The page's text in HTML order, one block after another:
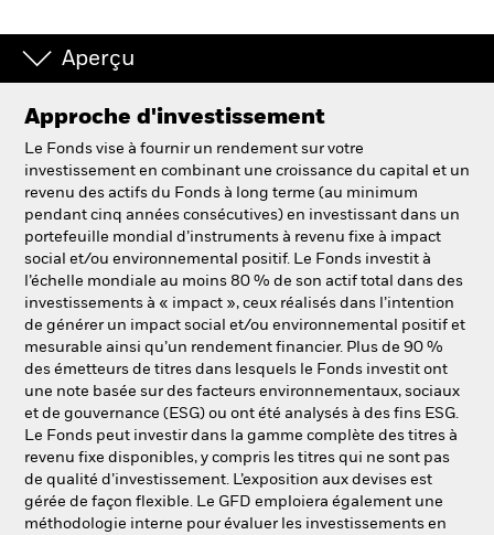
Aperçu
Approche d'investissement
Le Fonds vise à fournir un rendement sur votre
investissement en combinant une croissance du capital et un
revenu des actifs du Fonds à long terme (au minimum
pendant cinq années consécutives) en investissant dans un
portefeuille mondial d’instruments à revenu fixe à impact
social et/ou environnemental positif. Le Fonds investit à
l’échelle mondiale au moins 80 % de son actif total dans des
investissements à « impact », ceux réalisés dans l’intention
de générer un impact social et/ou environnemental positif et
mesurable ainsi qu’un rendement financier. Plus de 90 %
des émetteurs de titres dans lesquels le Fonds investit ont
une note basée sur des facteurs environnementaux, sociaux
et de gouvernance (ESG) ou ont été analysés à des fins ESG.
Le Fonds peut investir dans la gamme complète des titres à
revenu fixe disponibles, y compris les titres qui ne sont pas
de qualité d’investissement. L’exposition aux devises est
gérée de façon flexible. Le GFD emploiera également une
méthodologie interne pour évaluer les investissements en